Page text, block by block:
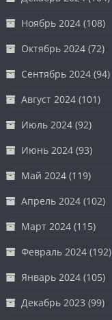
Ноябрь 2024 (108)
Октябрь 2024 (72)
Сентябрь 2024 (94)
Август 2024 (101)
Июль 2024 (92)
Июнь 2024 (93)
Май 2024 (119)
Апрель 2024 (102)
Март 2024 (115)
Февраль 2024 (192)
Январь 2024 (105)
Декабрь 2023 (99)